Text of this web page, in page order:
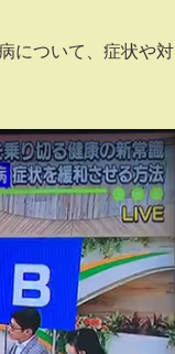
について、症状や対